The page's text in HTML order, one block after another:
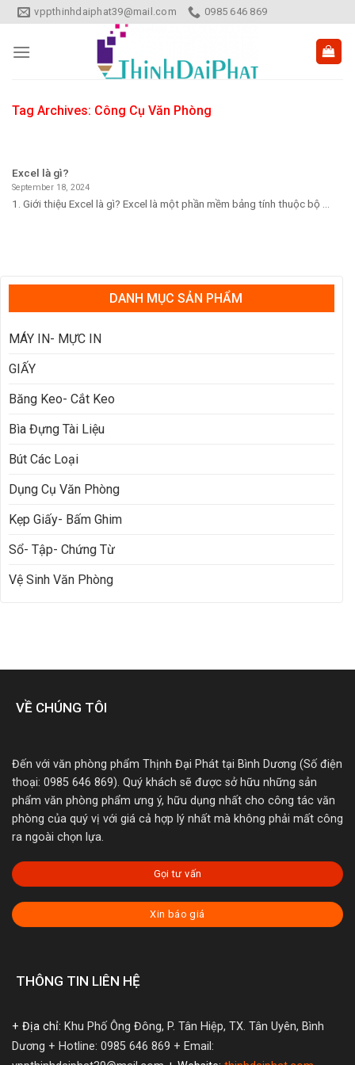
Skip
to
content
vppthinhdaiphat39@mail.com 0985 646 869
Tag Archives: Công Cụ Văn Phòng
DANH MỤC SẢN PHẨM
MÁY IN- MỰC IN
GIẤY
Băng Keo- Cắt Keo
Bìa Đựng Tài Liệu
Bút Các Loại
Dụng Cụ Văn Phòng
Kẹp Giấy- Bấm Ghim
Sổ- Tập- Chứng Từ
Vệ Sinh Văn Phòng
Excel là gì?
September 18, 2024
1. Giới thiệu Excel là gì? Excel là một phần mềm bảng tính thuộc bộ ...
VỀ CHÚNG TÔI
Đến với văn phòng phẩm Thịnh Đại Phát tại Bình Dương (Số điện
thoại: 0985 646 869). Quý khách sẽ được sở hữu những sản
phẩm văn phòng phẩm ưng ý, hữu dụng nhất cho công tác văn
phòng của quý vị với giá cả hợp lý nhất mà không phải mất công
ra ngoài chọn lựa.
Gọi tư vấn
Xin báo giá
THÔNG TIN LIÊN HỆ
+ Địa chỉ: Khu Phố Ông Đông, P. Tân Hiệp, TX. Tân Uyên, Bình
Dương + Hotline: 0985 646 869 + Email: